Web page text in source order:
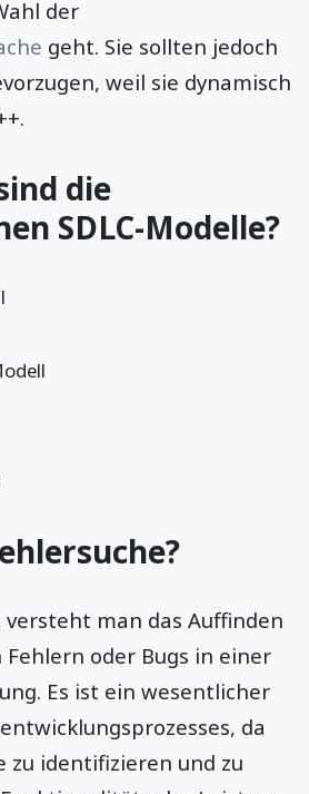
der
geht. Sie sollten jedoch
weil sie dynamisch
die
SDLC-Modelle?
man das Auffinden
Fehlern oder Bugs in einer
Es ist ein wesentlicher
da
zu identifizieren und zu